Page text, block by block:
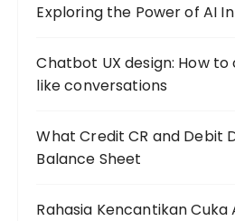
Exploring the Power of AI
Chatbot UX design: How
like conversations
What Credit CR and Debit
Balance Sheet
Rahasia Kencantikan Cuka